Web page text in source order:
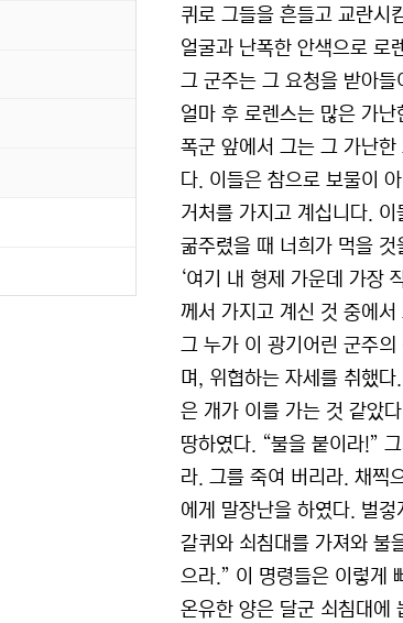
퀴로 그들을 흔들고 교란시
얼굴과 난폭한 안색으로 로
그 군주는 그 요청을 받아
얼마 후 로렌스는 많은 가
폭군 앞에서 그는 그 가난
다. 이들은 참으로 보물이
거처를 가지고 계십니다.
굶주렸을 때 너희가 먹을
‘여기 내 형제 가운데 가장
께서 가지고 계신 것 중에
그 누가 이 광기어린 군주
며, 위협하는 자세를 취했
은 개가 이를 가는 것 같았
땅하였다. “불을 붙이라!”
라. 그를 죽여 버리라. 채찍
에게 말장난을 하였다. 벌
갈퀴와 쇠침대를 가져와 불
으라.” 이 명령들은 이렇게
온유한 양은 달군 쇠침대에